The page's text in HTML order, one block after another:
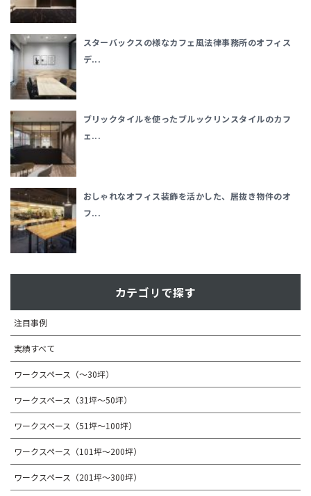
スターバックスの様なカフェ風法律事務所のオフィス
デ...
ブリックタイルを使ったブルックリンスタイルのカフ
ェ...
おしゃれなオフィス装飾を活かした、居抜き物件のオ
フ...
カテゴリで探す
注目事例
実績すべて
ワークスペース（～30坪）
ワークスペース（31坪〜50坪）
ワークスペース（51坪～100坪）
ワークスペース（101坪～200坪）
ワークスペース（201坪～300坪）